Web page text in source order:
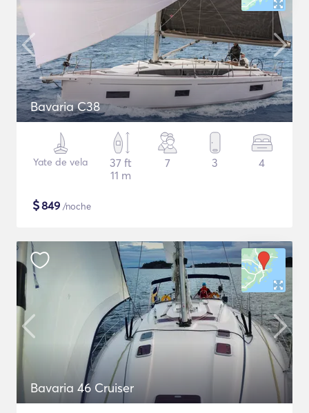
Bavaria C38
Yate de vela
37 ft
11 m
7 3 4
$849 /noche
Bavaria 46 Cruiser